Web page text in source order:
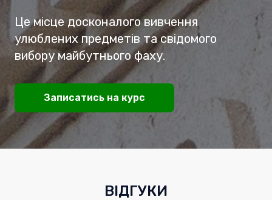
Це місце досконалого вивчення
улюблених предметів та свідомого
вибору майбутнього фаху.
Записатись на курс
ВІДГУКИ